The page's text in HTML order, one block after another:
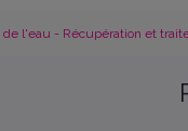
de l'eau - Récupération et